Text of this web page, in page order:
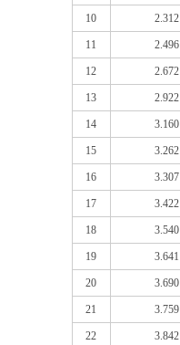
10 2.312
11 2.496
12 2.672
13 2.922
14 3.160
15 3.262
16 3.307
17 3.422
18 3.540
19 3.641
20 3.690
21 3.759
22 3.842